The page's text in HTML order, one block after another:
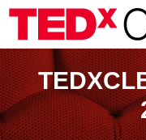
Aller
contenu